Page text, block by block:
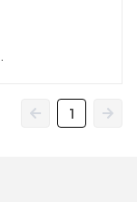
1